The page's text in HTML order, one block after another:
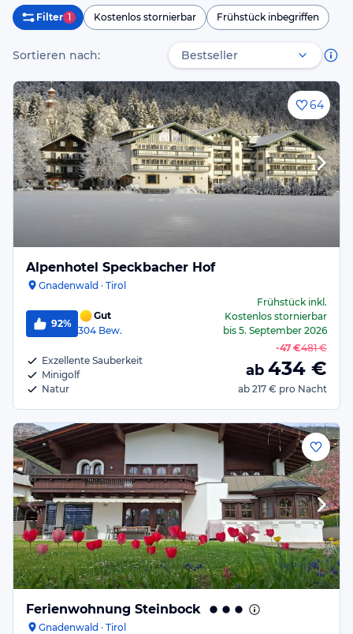
Filter 1 Kostenlos stornierbar Frühstück inbegriffen
Sortieren nach:
64
Alpenhotel Speckbacher Hof
Gnadenwald · Tirol
92%
Gut
304 Bew.
Exzellente Sauberkeit
Minigolf
Natur
Frühstückinkl.
Kostenlos stornierbar
bis 5. September 2026
-47 €481 €
ab 434 €
ab 217 € pro Nacht
Ferienwohnung Steinbock
Gnadenwald · Tirol